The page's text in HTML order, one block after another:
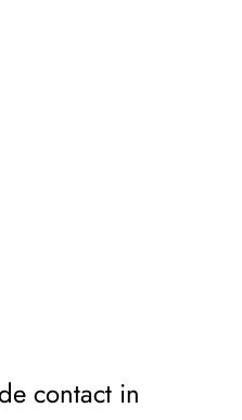
contact in